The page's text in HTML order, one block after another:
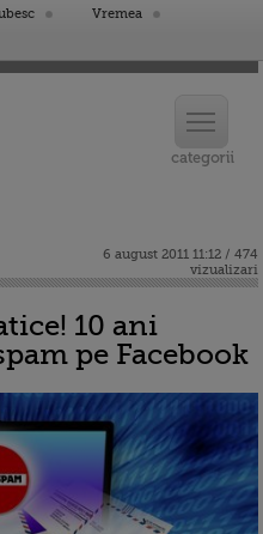
Vremea
6 august 2011 11:12 / 474
vizualizari
10 ani
pe Facebook